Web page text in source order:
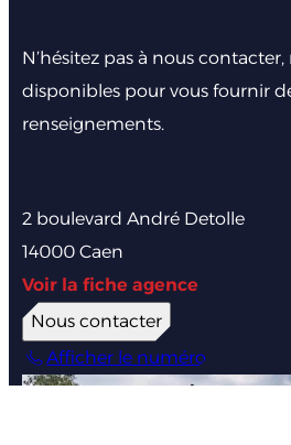
N’hésitez pas à nous
disponibles pour vous fournir
renseignements.
2 boulevard André Detolle
14000 Caen
Voir la fiche agence
Nous contacter
Afficher le numéro